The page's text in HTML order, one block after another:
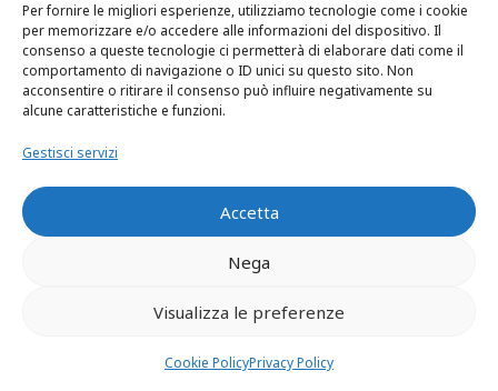
Per fornire le migliori esperienze, utilizziamo tecnologie come i cookie
per memorizzare e/o accedere alle informazioni del dispositivo. Il
consenso a queste tecnologie ci permetterà di elaborare dati come il
comportamento di navigazione o ID unici su questo sito. Non
acconsentire o ritirare il consenso può influire negativamente su
alcune caratteristiche e funzioni.
Gestisci servizi
Accetta
Nega
Visualizza le preferenze
Cookie PolicyPrivacy Policy
superstite in posizione
equivalente al coniuge
causa posta in
decisione all’udienza del
giorno 14 giugno 2018,
CONCLUSIONI
rassegnate dalle parti